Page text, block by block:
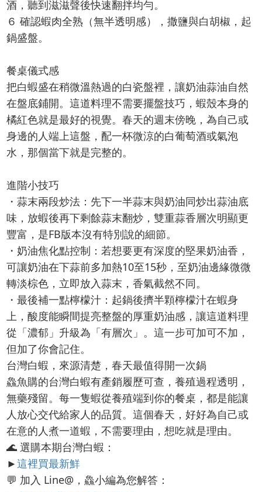
酒，聽到滋滋聲後快速翻拌均勻。
６ 確認蝦肉全熟（無半透明感），撒鹽與白胡椒，起
鍋盛盤。
餐桌儀式感
把白蝦盛在稍微溫熱過的白瓷盤裡，讓奶油蒜油自然
在盤底鋪開。這道料理不需要擺盤技巧，蝦殼本身的
橘紅色就是最好的視覺。春天的週末傍晚，為自己或
身邊的人端上這盤，配一杯微涼的白葡萄酒或氣泡
水，那個當下就是完整的。
進階小技巧
・蒜末兩段炒法：先下一半蒜末與奶油同炒出蒜油底
味，放蝦後再下剩餘蒜末翻炒，雙重蒜香層次明顯更
豐富，是FB版本沒有特別說的細節。
・奶油焦化點控制：若想要更有深度的堅果奶油香，
可讓奶油在下蒜前多加熱10至15秒，至奶油邊緣微微
轉淡棕色，立即放入蒜末，香氣截然不同。
・最後補一點檸檬汁：起鍋後擠半顆檸檬汁在蝦身
上，酸度能瞬間提亮整盤的厚重奶油感，讓這道料理
從「濃郁」升級為「有層次」。這一步可加可不加，
但加了你會記住。
台灣白蝦，來源清楚，春天最值得開一次鍋
鱻魚購的台灣白蝦有產銷履歷可查，養殖過程透明，
無藥殘留。每一隻蝦從養殖端到你的餐桌，都是能讓
人放心交代給家人的品質。這個春天，好好為自己或
在意的人煮一道蝦，不需要理由，想吃就是理由。
🌊 選購本期台灣白蝦：
►這裡買最新鮮
💬 加入 Line@，鱻小編為您解答：